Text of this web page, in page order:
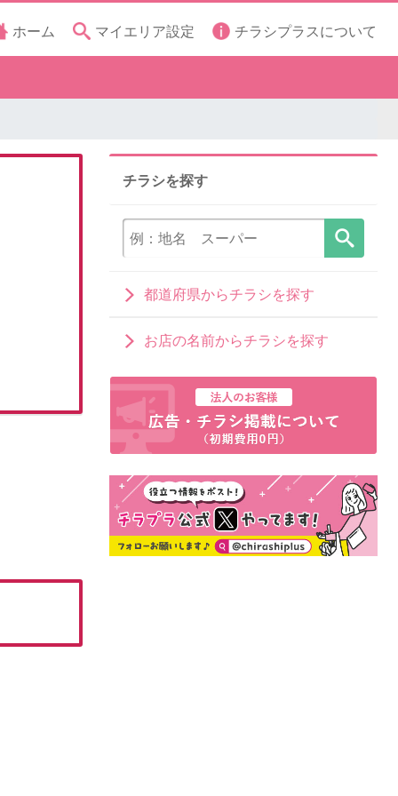
ホーム マイエリア設定 チラシプラスについて
チラシを探す
都道府県からチラシを探す
お店の名前からチラシを探す